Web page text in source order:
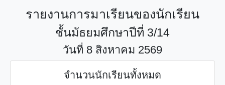
รายงานการมาเรียนของนักเรียน
ชั้นมัธยมศึกษาปีที่ 3/14
วันที่ 8 สิงหาคม 2569
จำนวนนักเรียนทั้งหมด